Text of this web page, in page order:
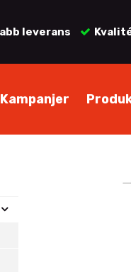
leverans
Kampanjer